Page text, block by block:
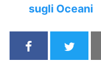
sugli Oceani